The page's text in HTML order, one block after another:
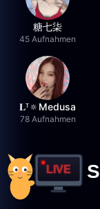
糖七柒
45 Aufnahmen
𝐋ᵀ🔅Medusa
78 Aufnahmen